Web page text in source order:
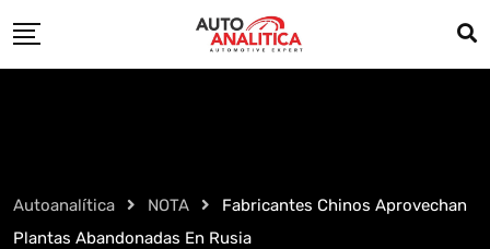
to
Autoanalítica NOTA
Fabricantes Chinos Aprovechan
Plantas Abandonadas En Rusia